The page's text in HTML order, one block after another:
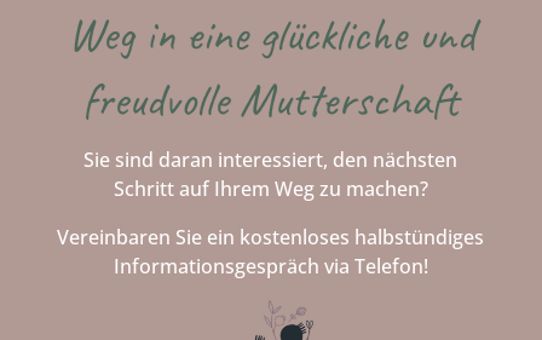
Weg in eine glückliche und
freudvolle Mutterschaft
Sie sind daran interessiert, den nächsten
Schritt auf Ihrem Weg zu machen?
Vereinbaren Sie ein kostenloses halbstündiges
Informationsgespräch via Telefon!